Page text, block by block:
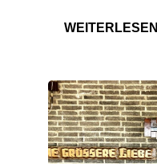
WEITERLESEN